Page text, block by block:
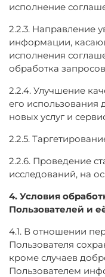
исполнение
2.2.3. Направление
информации,
исполнения
обработка
2.2.4. Улучшение
его использования
новых услуг и
2.2.5.
2.2.6. Проведение
исследований, на
4. Условия
Пользователей и
4.1. В отношении
Пользователя
кроме случаев
Пользователем